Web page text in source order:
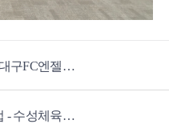
군위문화재단 - 대구FC엔젤클럽 MOU 체결
대구FC엔젤클럽 - 수성체육회 - 수성리틀축구단 협약체결